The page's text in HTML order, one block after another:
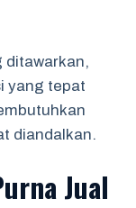
ditawarkan,
yang tepat
diandalkan.
Jual